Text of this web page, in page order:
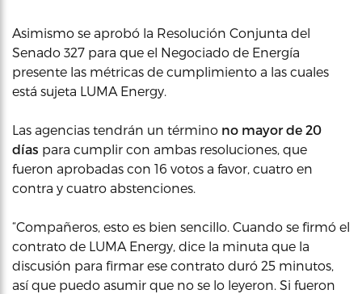
Asimismo se aprobó la Resolución Conjunta del
Senado 327 para que el Negociado de Energía
presente las métricas de cumplimiento a las cuales
está sujeta LUMA Energy.
Las agencias tendrán un término no mayor de 20
días para cumplir con ambas resoluciones, que
fueron aprobadas con 16 votos a favor, cuatro en
contra y cuatro abstenciones.
“Compañeros, esto es bien sencillo. Cuando se firmó el
contrato de LUMA Energy, dice la minuta que la
discusión para firmar ese contrato duró 25 minutos,
así que puedo asumir que no se lo leyeron. Si fueron